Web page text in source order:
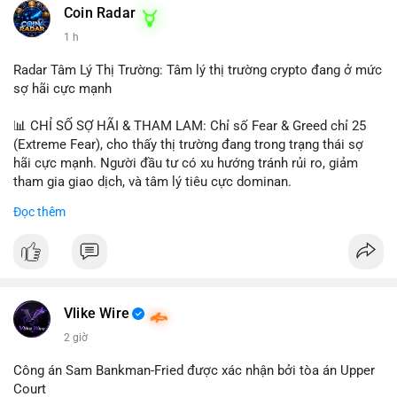
khoản mỏng.
#theodoidongtien
📰 Nguồn: CoinDesk
Coin Radar
1 h
Radar Tâm Lý Thị Trường: Tâm lý thị trường crypto đang ở mức
sợ hãi cực mạnh
📊 CHỈ SỐ SỢ HÃI & THAM LAM: Chỉ số Fear & Greed chỉ 25
(Extreme Fear), cho thấy thị trường đang trong trạng thái sợ
hãi cực mạnh. Người đầu tư có xu hướng tránh rủi ro, giảm
tham gia giao dịch, và tâm lý tiêu cực dominan.
📈 XU HƯỚNG TÌM KIẾM & THẢO LUẬN: Coin được tìm kiếm
(BTC), Sui (SUI), Pudgy Penguins (PENGU). Trên Google Trends
các chủ đề không liên quan trực tiếp đến crypto.
trên Binance Square tập trung vào chiến lược trading, lệnh kẹp,
và cập nhật về sự kiện như 'Lãi lỗ chưa ghi nhận'. Trên
Đọc thêm
Vlike Wire
2 giờ
Công án Sam Bankman-Fried được xác nhận bởi tòa án Upper
Court